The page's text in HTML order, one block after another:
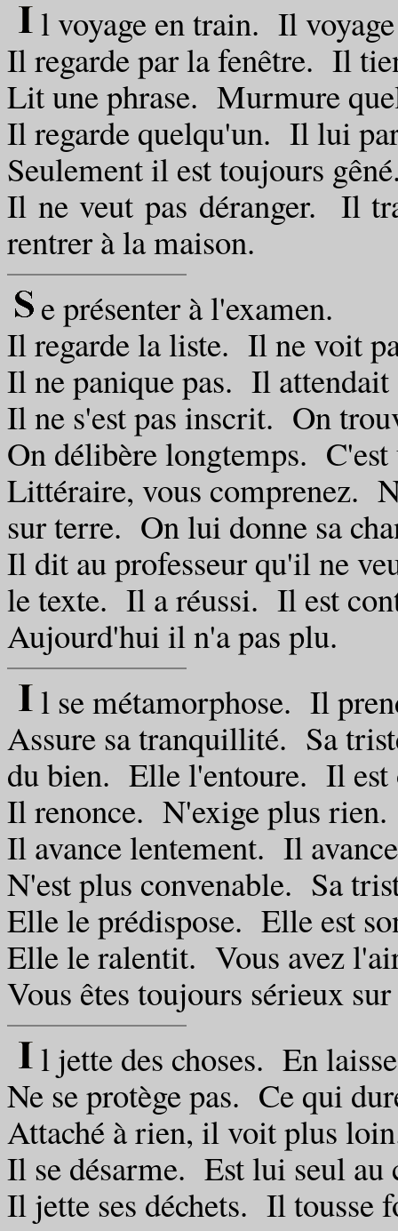
l voyage en train. Il voyage
Il regarde par la fenêtre. Il
Lit une phrase. Murmure
Il regarde quelqu'un. Il lui
Seulement il est toujours
Il ne veut pas déranger. Il
rentrer à la maison.
e présenter à l'examen.
Il regarde la liste. Il ne voit
Il ne panique pas. Il attendait
Il ne s'est pas inscrit. On
On délibère longtemps. C'est
Littéraire, vous comprenez.
sur terre. On lui donne sa
Il dit au professeur qu'il ne
le texte. Il a réussi. Il est
Aujourd'hui il n'a pas plu.
l se métamorphose. Il
Assure sa tranquillité. Sa
du bien. Elle l'entoure. Il est
Il renonce. N'exige plus rien.
Il avance lentement. Il
N'est plus convenable. Sa
Elle le prédispose. Elle est
Elle le ralentit. Vous avez
Vous êtes toujours sérieux
l jette des choses. En
Ne se protège pas. Ce qui
Attaché à rien, il voit plus
Il se désarme. Est lui seul au
Il jette ses déchets. Il tousse